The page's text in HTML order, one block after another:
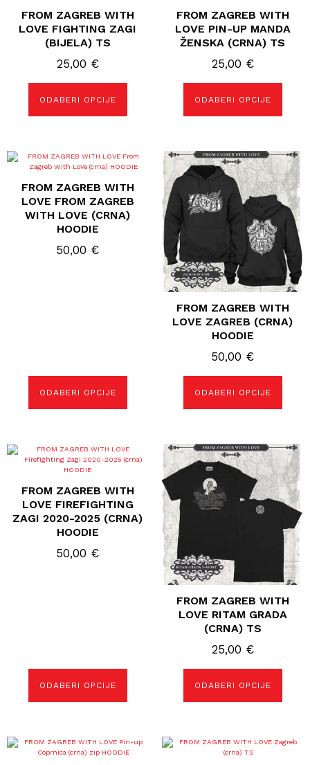
FROM ZAGREB WITH
LOVE FIGHTING ZAGI
(BIJELA) TS
25,00 €
ODABERI OPCIJE
FROM ZAGREB WITH
LOVE PIN-UP MANDA
ŽENSKA (CRNA) TS
25,00 €
ODABERI OPCIJE
FROM ZAGREB WITH
LOVE FROM ZAGREB
WITH LOVE (CRNA)
HOODIE
50,00 €
ODABERI OPCIJE
Ovaj
proizvod
više
varijanti.
Opcije
se
mogu
na
FROM ZAGREB WITH
LOVE ZAGREB (CRNA)
HOODIE
50,00 €
ODABERI OPCIJE
Ovaj
proizvod
ima
više
varijanti.
Opcije
mogu
odabrati
na
stranici
proizvoda
FROM ZAGREB WITH
LOVE FIREFIGHTING
ZAGI 2020-2025 (CRNA)
HOODIE
50,00 €
ODABERI OPCIJE
Ovaj
proizvod
ima
varijanti.
Opcije
se
mogu
odabrati
stranici
FROM ZAGREB WITH
LOVE RITAM GRADA
(CRNA) TS
25,00 €
ODABERI OPCIJE
Ovaj
proizvod
ima
varijanti.
Opcije
proizvoda
Ovaj
proizvod
Ovaj
proizvod